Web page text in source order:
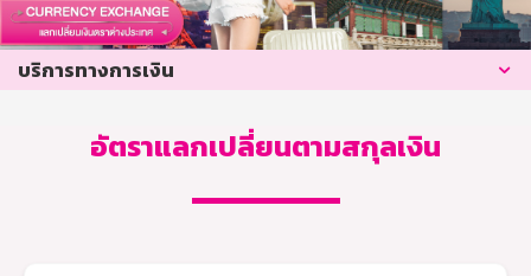
บริการออนไลน์
บริการทางการเงิน
อัตราแลกเปลี่ยนตามสกุลเงิน